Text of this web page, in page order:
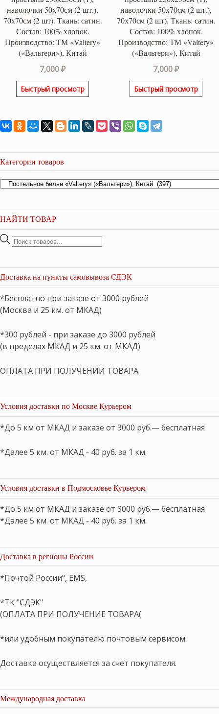
наволочки 50х70см (2 шт.),
70х70см (2 шт). Ткань: сатин.
Состав: 100% хлопок.
Производство: ТМ «Valtery»
(«Вальтери»), Китай
7,000₽
Быстрый просмотр
наволочки 50х70см (2 шт.),
70х70см (2 шт). Ткань: сатин.
Состав: 100% хлопок.
Производство: ТМ «Valtery»
(«Вальтери»), Китай
7,000₽
Быстрый просмотр
Категории товаров
НАЙТИ ТОВАР
Поиск
Доставка на пункты самовывоза СДЭК
*Бесплатно при заказе от 3000 рублей
(Москва и 25 км. от МКАД)
*300 рублей - при заказе до 3000 рублей
(в пределах МКАД и 25 км. от МКАД)
ОПЛАТА ПРИ ПОЛУЧЕНИИ ТОВАРА
Условия доставки по Москве Курьером
*До 5 км от МКАД и заказе от 3000 руб.— бесплатная
*Далее 5 км. от МКАД - 40 руб. за 1 км.
Условия доставки в Подмосковье Курьером
*До 5 км от МКАД и заказе от 3000 руб.— бесплатная
*Далее 5 км. от МКАД - 40 руб. за 1 км.
Доставка в регионы России
*Почтой России", EMS,
*ТК "СДЭК"
(ОПЛАТА ПРИ ПОЛУЧЕНИЕ ТОВАРА(
*или удобным покупателю почтовым сервисом.
Доставка осуществляется за счет покупателя.
Международная доставка